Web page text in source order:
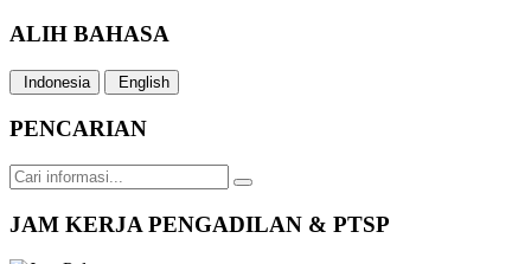
ALIH BAHASA
Indonesia English
PENCARIAN
JAM KERJA PENGADILAN & PTSP